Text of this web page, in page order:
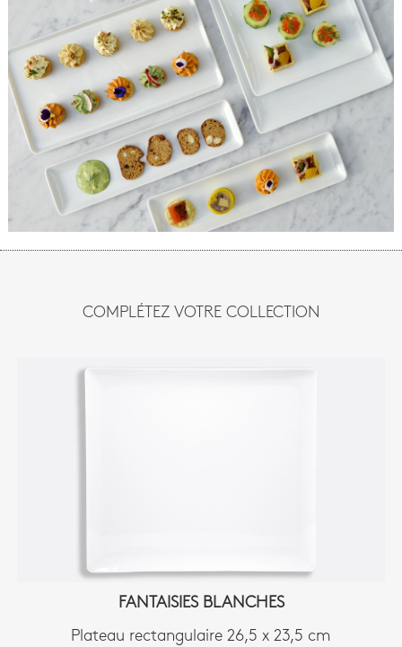
COMPLÉTEZ VOTRE COLLECTION
FANTAISIES BLANCHES
Plateau rectangulaire 26,5 x 23,5 cm